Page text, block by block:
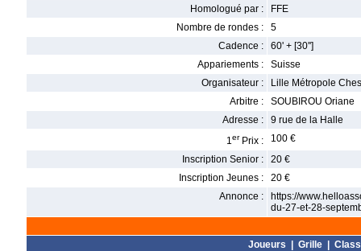
Homologué par :
FFE
Nombre de rondes :
5
Cadence :
60' + [30'']
Appariements :
Suisse
Organisateur :
Lille Métropole
Arbitre :
SOUBIROU Oriane
Adresse :
9 rue de la Halle
1er Prix :
100 €
Inscription Senior :
20 €
Inscription Jeunes :
20 €
Annonce :
https://
du-27-et-28-
Joueurs Grille